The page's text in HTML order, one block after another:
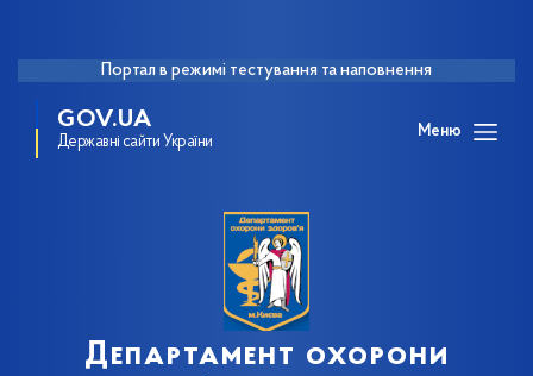
Портал в режимі тестування та наповнення
GOV.UA
Державні сайти України
Меню
Департамент охорони